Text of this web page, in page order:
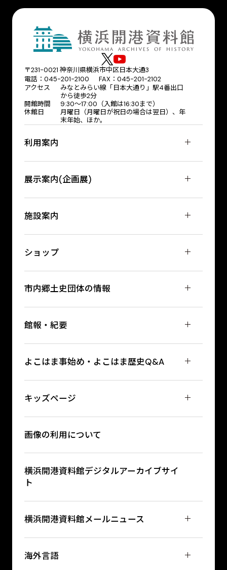
〒231-0021 神奈川県横浜市中区日本大通3
電話：045-201-2100 FAX：045-201-2102
アクセス
みなとみらい線「日本大通り」駅4番出口
から徒歩2分
開館時間
9:30〜17:00（入館は16:30まで）
休館日
月曜日（月曜日が祝日の場合は翌日）、年
末年始、ほか。
利用案内
展示案内(企画展)
施設案内
ショップ
市内郷土史団体の情報
館報・紀要
よこはま事始め・よこはま歴史Q&A
キッズページ
画像の利用について
横浜開港資料館デジタルアーカイブサイ
ト
横浜開港資料館メールニュース
海外言語